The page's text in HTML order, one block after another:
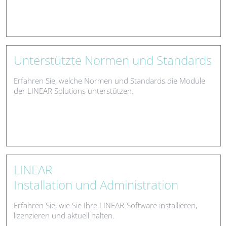
Unterstützte Normen und Standards
Erfahren Sie, welche Normen und Standards die Module
der LINEAR Solutions unterstützen.
LINEAR
Installation und Administration
Erfahren Sie, wie Sie Ihre LINEAR-Software installieren,
lizenzieren und aktuell halten.